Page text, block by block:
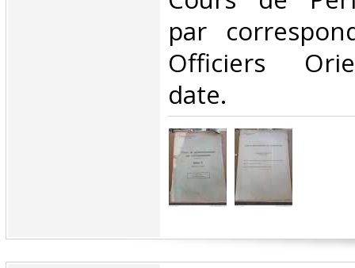
par
Officiers
date.‎